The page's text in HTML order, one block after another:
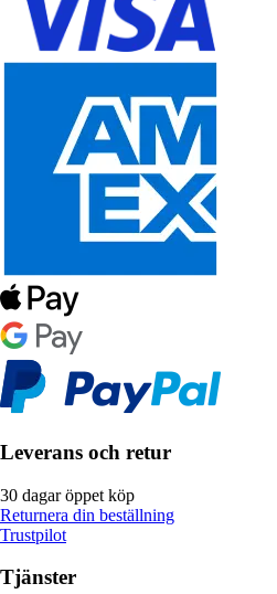
Leverans och retur
30 dagar öppet köp
Returnera din beställning
Trustpilot
Tjänster